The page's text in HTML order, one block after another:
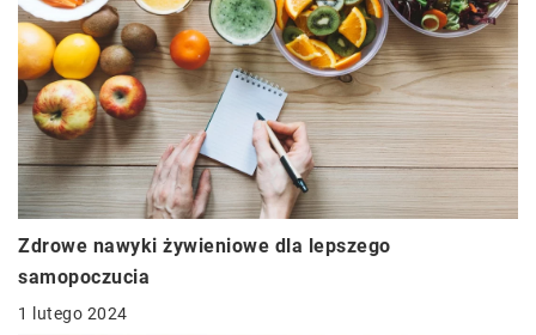
Zdrowe nawyki żywieniowe dla lepszego
samopoczucia
1 lutego 2024